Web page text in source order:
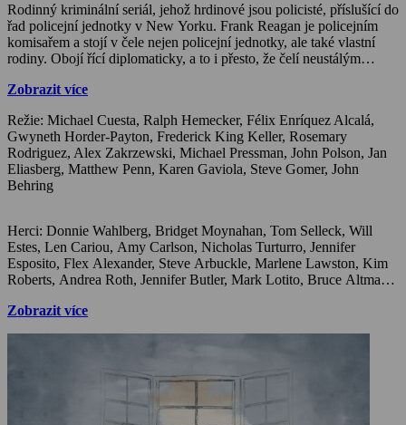
Rodinný kriminální seriál, jehož hrdinové jsou policisté, příslušící do
řad policejní jednotky v New Yorku. Frank Reagan je policejním
komisařem a stojí v čele nejen policejní jednotky, ale také vlastní
rodiny. Obojí řící diplomaticky, a to i přesto, že čelí neustálým
přidává vrásky na čele. Frankův nejstarší syn Danny je zdrojem
války v Iráku, občas používá pochybnou taktiku k řešení problémů.
Jediná žena Reganovy rodiny, Erin, je asistentkou návladního a také
matkou samoživitelkou, která se pohledem práva dívá nejen na své
sourozence, ale i otce. Jamie, nejmladší z Reaganů, čerstvý
absolvent práv na Harvardu a rodinné zlatíčko, se rozhodne
momentě, kdy je mu nabídnuta účast na utajeném vyšetřování, o
kterém neví nic ani jeho vlastní otec.(oficiální text distributora)
Zobrazit více
Režie: Michael Cuesta, Ralph Hemecker, Félix Enríquez Alcalá,
Gwyneth Horder-Payton, Frederick King Keller, Rosemary
Rodriguez, Alex Zakrzewski, Michael Pressman, John Polson, Jan
Eliasberg, Matthew Penn, Karen Gaviola, Steve Gomer, John
Behring
Herci: Donnie Wahlberg, Bridget Moynahan, Tom Selleck, Will Estes, Len Cariou, Amy Carlson, Nicholas Turturro, Jennifer Esposito, Flex Alexander, Steve Arbuckle, Marlene Lawston, Kim Roberts, Andrea Roth, Jennifer Butler, Mark Lotito, Bruce Altman, John Rue, Robert John Burke, Dominic Chianese, Waleed Zuaiter, Michael Rispoli, David Aaron Baker, Peter Gerety, Bobby Cannavale, Francis Capra, Maximino Arciniega, Scott Cohen, Michelle Krusiec, Jessica Collins, Toby Leonard Moore, Caitlin Fitzgerald, Gary Basaraba, Gloria Votsis, Paige Turco, Christine Evangelista, Olek Krupa, Robert Clohessy, Sam Robards, Paweł Szajda, Ryann Shane, James Preston,
Zobrazit více